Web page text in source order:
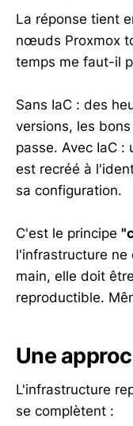
La réponse tient
nœuds Proxmox
temps me faut-il
Sans IaC : des
versions, les
passe. Avec IaC
est recréé à
sa configuration.
C'est le principe
l'infrastructure ne
main, elle doit
reproductible.
Une
L'infrastructure
se complètent :